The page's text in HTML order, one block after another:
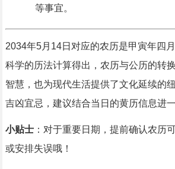
等事宜。
2034年5月14日对应的农历是甲寅年四
科学的历法计算得出，农历与公历的转
智慧，也为现代生活提供了文化延续的
吉凶宜忌，建议结合当日的黄历信息进一
小贴士：对于重要日期，提前确认农历
或安排失误哦！